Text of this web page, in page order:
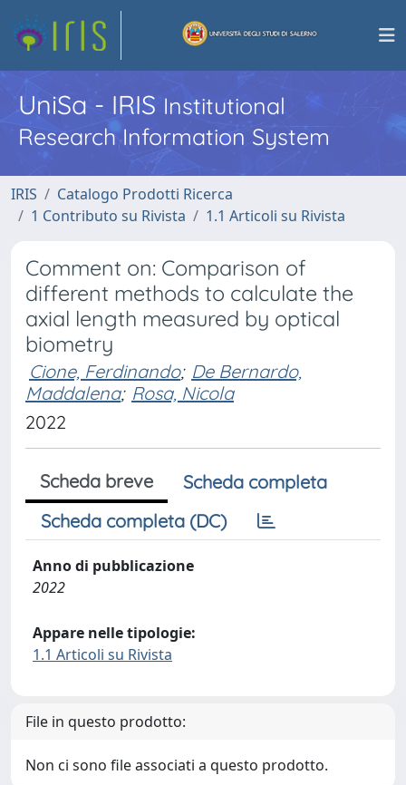
UniSa - IRISInstitutional
Research Information System
IRIS
Catalogo Prodotti Ricerca
1 Contributo su Rivista
1.1 Articoli su Rivista
Comment on: Comparison of
different methods to calculate the
axial length measured by optical
biometry
Cione, Ferdinando; De Bernardo,
Maddalena; Rosa, Nicola
2022
Scheda breve
Scheda completa
Scheda completa (DC)
Anno di pubblicazione
2022
Appare nelle tipologie:
1.1 Articoli su Rivista
File in questo prodotto:
Non ci sono file associati a questo prodotto.